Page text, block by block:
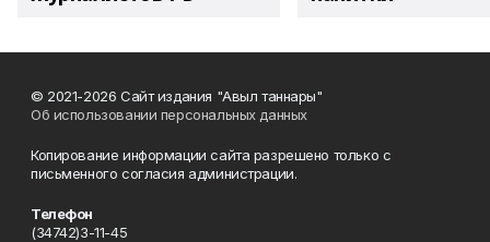
© 2021-2026 Сайт издания "Авыл таннары"
Об использовании персональных данных
Копирование информации сайта разрешено только с
письменного согласия администрации.
Телефон
(34742)3-11-45